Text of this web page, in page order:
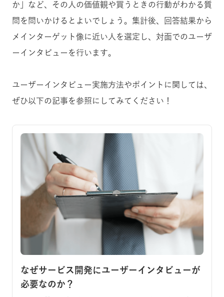
か」など、その人の価値観や買うときの行動がわかる質
問を問いかけるとよいでしょう。集計後、回答結果から
メインターゲット像に近い人を選定し、対面でのユーザ
ーインタビューを行います。
ユーザーインタビュー実施方法やポイントに関しては、
ぜひ以下の記事を参照にしてみてください！
なぜサービス開発にユーザーインタビューが
必要なのか？